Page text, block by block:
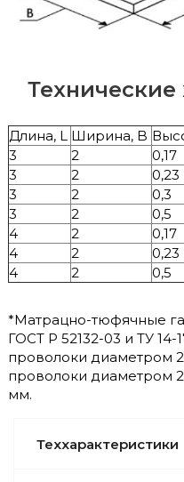
Технические
Длина, L Ширина, B
3
2 0,17
3
2 0,23
3
2 0,3
3
2 0,5
4
2 0,17
4
2 0,23
4
2 0,5
*Матрацно-тюфячные
ГОСТ Р 52132-03 и ТУ
проволоки диаметром
проволоки диаметром
мм.
Теххарактеристики